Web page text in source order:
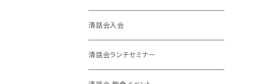
清話会入会
清話会ランチセミナー